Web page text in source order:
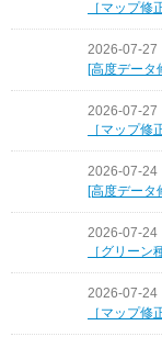
［マップ修
2026-07-27
[高度データ
2026-07-27
［マップ修
2026-07-24
[高度デー
2026-07-24
［グリー
2026-07-24
［マップ